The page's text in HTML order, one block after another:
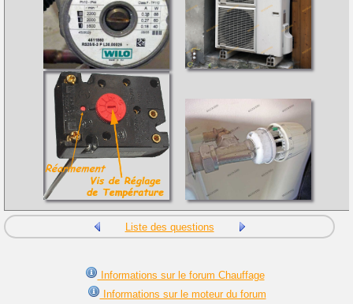
Liste des questions
Informations sur le forum Chauffage
Informations sur le moteur du forum